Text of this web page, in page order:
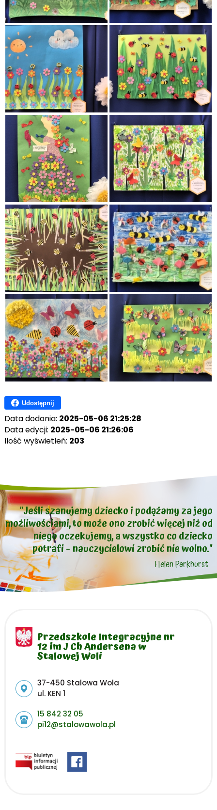
Udostępnij
Data dodania: 2025-05-06 21:25:28
Data edycji: 2025-05-06 21:26:06
Ilość wyświetleń: 203
"Jeśli szanujemy dziecko i podążamy za jego
możliwościami, to może ono zrobić więcej niż od
niego oczekujemy, a wszystko co dziecko
potrafi – nauczycielowi zrobić nie wolno."
Helen Parkhurst
Przedszkole Integracyjne nr
12 im J Ch Andersena w
Stalowej Woli
Adres pocztowy:
37-450 Stalowa Wola
ul. KEN 1
15 842 32 05
pi12@stalowawola.pl